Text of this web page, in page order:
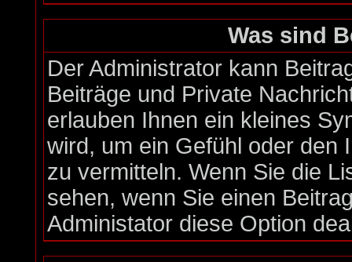
Was sind
Der Administrator kann
Beiträge und Private
erlauben Ihnen ein kleines
wird, um ein Gefühl oder den
zu vermitteln. Wenn Sie die
sehen, wenn Sie einen
Administator diese Option